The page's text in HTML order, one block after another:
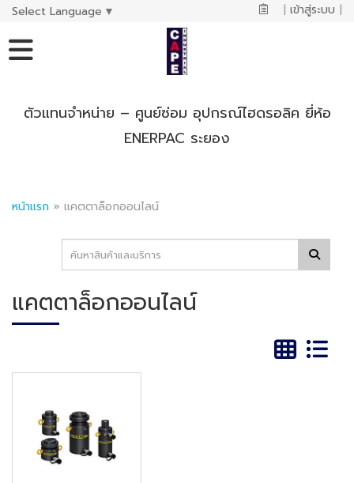
Select Language ▼ | เข้าสู่ระบบ |
ตัวแทนจำหน่าย – ศูนย์ซ่อม อุปกรณ์ไฮดรอลิค ยี่ห้อ
ENERPAC ระยอง
หน้าแรก » แคตตาล็อกออนไลน์
แคตตาล็อกออนไลน์